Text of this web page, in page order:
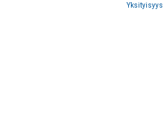
Yksityisyys